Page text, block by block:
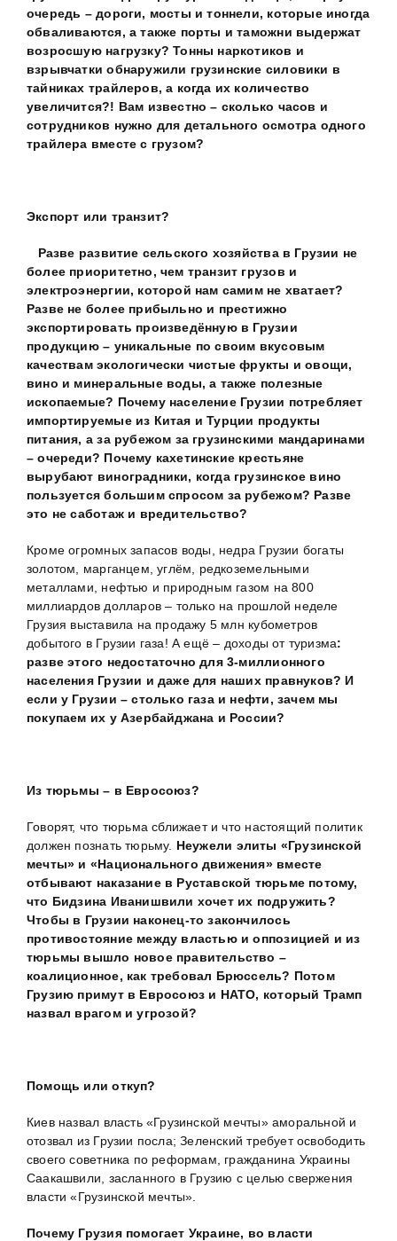
очередь – дороги, мосты и тоннели, которые иногда
обваливаются, а также порты и таможни выдержат
возросшую нагрузку? Тонны наркотиков и
взрывчатки обнаружили грузинские силовики в
тайниках трайлеров, а когда их количество
увеличится?! Вам известно – сколько часов и
сотрудников нужно для детального осмотра одного
трайлера вместе с грузом?
Экспорт или транзит?
Разве развитие сельского хозяйства в Грузии не
более приоритетно, чем транзит грузов и
электроэнергии, которой нам самим не хватает?
Разве не более прибыльно и престижно
экспортировать произведённую в Грузии
продукцию – уникальные по своим вкусовым
качествам экологически чистые фрукты и овощи,
вино и минеральные воды, а также полезные
ископаемые? Почему население Грузии потребляет
импортируемые из Китая и Турции продукты
питания, а за рубежом за грузинскими мандаринами
– очереди? Почему кахетинские крестьяне
вырубают виноградники, когда грузинское вино
пользуется большим спросом за рубежом? Разве
это не саботаж и вредительство?
Кроме огромных запасов воды, недра Грузии богаты
золотом, марганцем, углём, редкоземельными
металлами, нефтью и природным газом на 800
миллиардов долларов – только на прошлой неделе
Грузия выставила на продажу 5 млн кубометров
добытого в Грузии газа! А ещё – доходы от туризма:
разве этого недостаточно для 3-миллионного
населения Грузии и даже для наших правнуков? И
если у Грузии – столько газа и нефти, зачем мы
покупаем их у Азербайджана и России?
Из тюрьмы – в Евросоюз?
Говорят, что тюрьма сближает и что настоящий политик
должен познать тюрьму. Неужели элиты «Грузинской
мечты» и «Национального движения» вместе
отбывают наказание в Руставской тюрьме потому,
что Бидзина Иванишвили хочет их подружить?
Чтобы в Грузии наконец-то закончилось
противостояние между властью и оппозицией и из
тюрьмы вышло новое правительство –
коалиционное, как требовал Брюссель? Потом
Грузию примут в Евросоюз и НАТО, который Трамп
назвал врагом и угрозой?
Помощь или откуп?
Киев назвал власть «Грузинской мечты» аморальной и
отозвал из Грузии посла; Зеленский требует освободить
своего советника по реформам, гражданина Украины
Саакашвили, засланного в Грузию с целью свержения
власти «Грузинской мечты».
Почему Грузия помогает Украине, во власти